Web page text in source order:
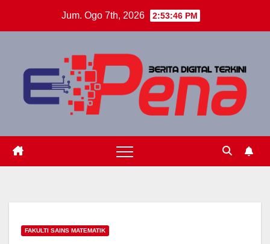
Jum. Ogo 7th, 2026 2:53:47 PM
FAKULTI SAINS MATEMATIK